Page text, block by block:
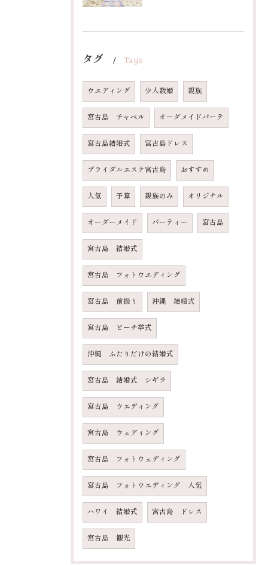
タグ Tags
ウエディング 少人数婚 親族
宮古島 チャペル オーダメイドパーテ
宮古島結婚式 宮古島ドレス
ブライダルエステ宮古島 おすすめ
人気 予算 親族のみ オリジナル
オーダーメイド パーティー 宮古島
宮古島 結婚式
宮古島 フォトウエディング
宮古島 前撮り 沖縄 結婚式
宮古島 ビーチ挙式
沖縄 ふたりだけの結婚式
宮古島 結婚式 シギラ
宮古島 ウエディング
宮古島 ウェディング
宮古島 フォトウェディング
宮古島 フォトウエディング 人気
ハワイ 結婚式 宮古島 ドレス
宮古島 観光